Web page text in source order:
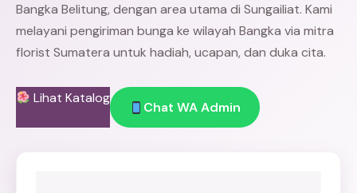
Bangka Belitung, dengan area utama di Sungailiat. Kami
melayani pengiriman bunga ke wilayah Bangka via mitra
florist Sumatera untuk hadiah, ucapan, dan duka cita.
Lihat Katalog
Chat WA Admin